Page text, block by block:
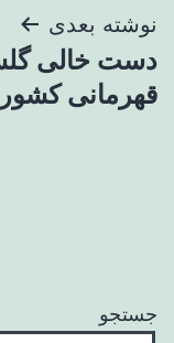
نوشته بعدی
دست خالی
قهرمانی
جستجو